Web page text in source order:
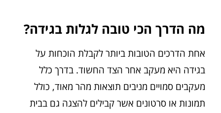
מה הדרך הכי טובה לגלות בגידה?
אחת הדרכים הטובות ביותר לקבלת הוכחות על
בגידה היא מעקב אחר הצד החשוד. בדרך כלל
מעקבים סמויים מניבים תוצאות מהר מאוד, כולל
תמונות או סרטונים אשר קבילים להצגה גם בבית